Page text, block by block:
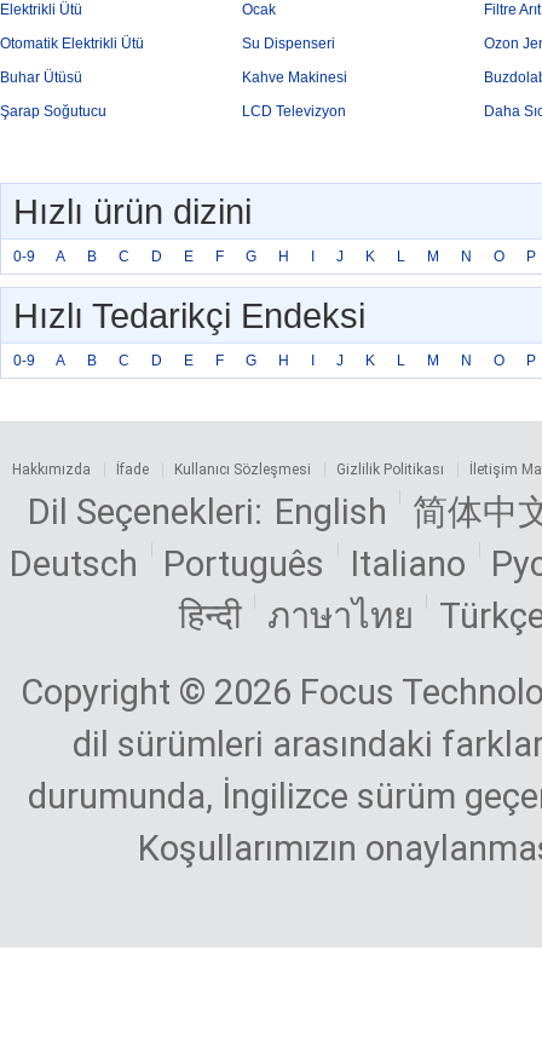
Elektrikli Ütü
Ocak
Filtre
Otomatik Elektrikli Ütü
Su Dispenseri
Ozon
Buhar Ütüsü
Kahve Makinesi
Şarap Soğutucu
LCD Televizyon Daha
Hızlı ürün dizini
0-9 A B C D E F G H J K L M N O P
Hızlı Tedarikçi Endeksi
0-9 A B C D E F G H J K L M N O P
Hakkımızda İfade Kullanıcı Sözleşmesi Gizlilik Politikası İletişim
Dil Seçenekleri: English
简体中
Deutsch
Português Italiano
हिन्दी
ภาษาไทย
Copyright © 2026 Focus
dil sürümleri arasındaki
durumunda, İngilizce sürüm
Koşullarımızın